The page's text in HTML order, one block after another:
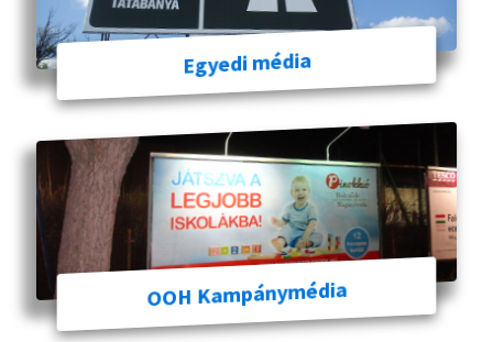
Egyedi média
OOH Kampánymédia